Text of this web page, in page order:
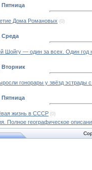
Пятница
Дома Романовых (0)
Среда
Шойгу — один за всех. Один год
Вторник
гонорары у звёзд эстрады
Пятница
жизнь в СССР (0)
Полное географическое